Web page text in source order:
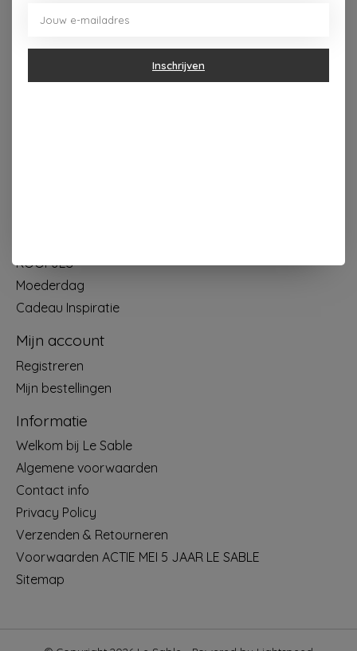
zaterdag 10u - 17u ---zondag maandag gesloten
Categorieën
KOOPJES
Moederdag
Cadeau Inspiratie
Mijn account
Registreren
Mijn bestellingen
Informatie
Welkom bij Le Sable
Algemene voorwaarden
Contact info
Privacy Policy
Verzenden & Retourneren
Voorwaarden ACTIE MEI 5 JAAR LE SABLE
Sitemap
Inschrijven